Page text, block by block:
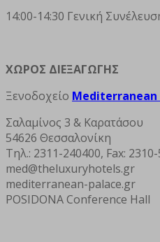
14:00-14:30 Γενική
ΧΩΡΟΣ ΔΙΕΞΑΓΩΓΗΣ
Ξενοδοχείο Mediterranean
Σαλαμίνος 3 & Καρατάσου
54626 Θεσσαλονίκη
Τηλ.: 2311-240400, Fax:
med@theluxuryhotels.gr
mediterranean-palace.gr
POSIDONA Conference Hall